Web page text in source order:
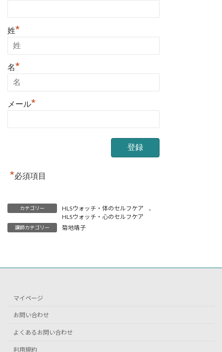
姓*
名*
メール*
*必須項目
カテゴリー HLSウォッチ・体のセルフケア
、
HLSウォッチ・心のセルフケア
講師カテゴリー 菊地靖子
マイページ
お問い合わせ
よくあるお問い合わせ
利用規約